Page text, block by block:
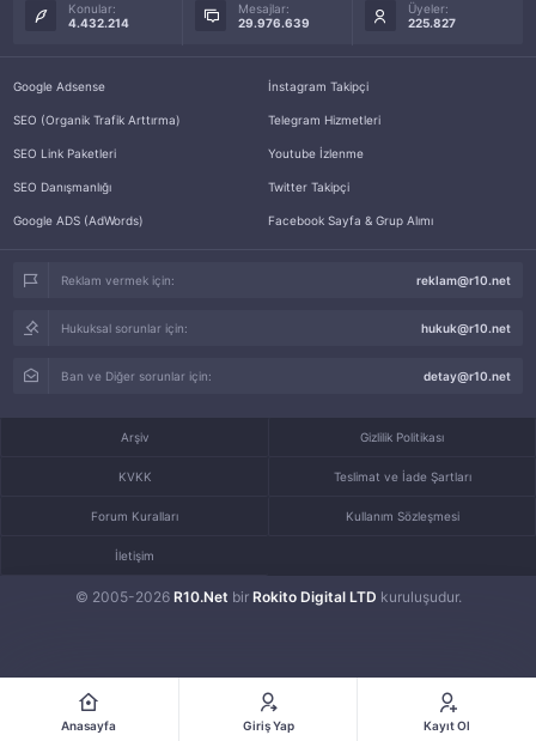
Konular:
4.432.214
Mesajlar:
29.976.639
Üyeler:
225.827
Google Adsense
SEO (Organik Trafik Arttırma)
SEO Link Paketleri
SEO Danışmanlığı
Google ADS (AdWords)
İnstagram Takipçi
Telegram Hizmetleri
Youtube İzlenme
Twitter Takipçi
Facebook Sayfa & Grup Alımı
Reklam vermek için: reklam@r10.net
Hukuksal sorunlar için: hukuk@r10.net
Ban ve Diğer sorunlar için: detay@r10.net
© 2005-2026 R10.Net bir Rokito Digital LTD kuruluşudur.
Arşiv Gizlilik Politikası
KVKK Teslimat ve İade Şartları
Forum Kuralları Kullanım Sözleşmesi
İletişim
Anasayfa Giriş Yap Kayıt Ol